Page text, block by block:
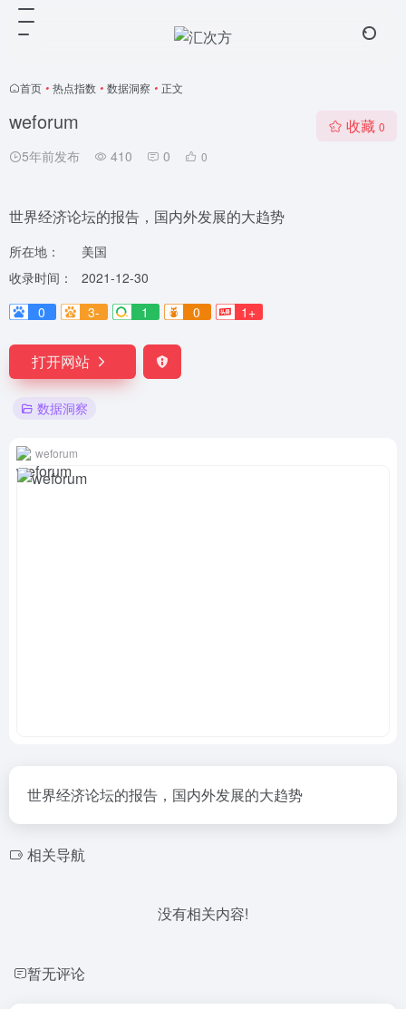
首页 • 热点指数 • 数据洞察 • 正文
weforum
5年前发布 410 0 0
收藏 0
世界经济论坛的报告，国内外发展的大趋势
所在地：
美国
收录时间：
2021-12-30
0
3- 1 0 1+
打开网站
数据洞察
weforum
世界经济论坛的报告，国内外发展的大趋势
相关导航
没有相关内容!
暂无评论